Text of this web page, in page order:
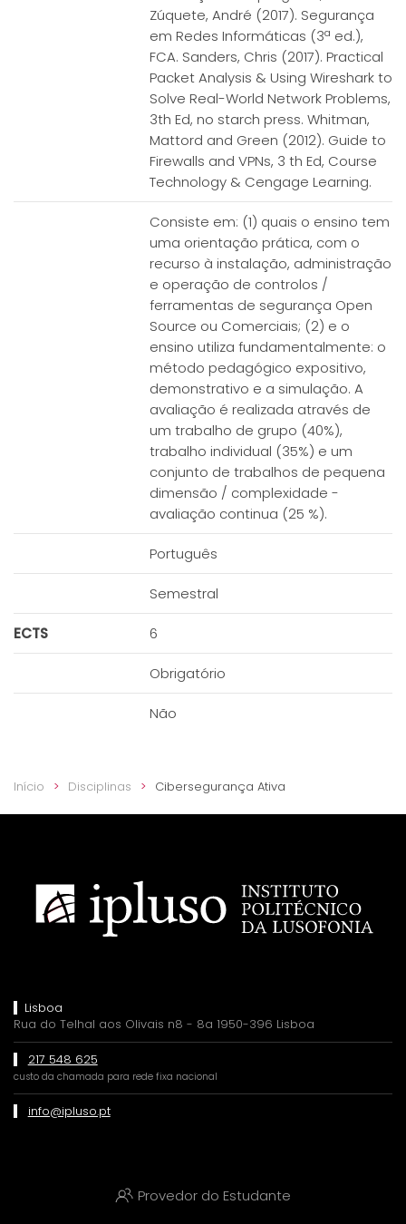
Zúquete, André (2017). Segurança
em Redes Informáticas (3ª ed.),
FCA. Sanders, Chris (2017). Practical
Packet Analysis & Using Wireshark to
Solve Real-World Network Problems,
3th Ed, no starch press. Whitman,
Mattord and Green (2012). Guide to
Firewalls and VPNs, 3 th Ed, Course
Technology & Cengage Learning.
Consiste em: (1) quais o ensino tem
uma orientação prática, com o
recurso à instalação, administração
e operação de controlos /
ferramentas de segurança Open
Source ou Comerciais; (2) e o
ensino utiliza fundamentalmente: o
método pedagógico expositivo,
demonstrativo e a simulação. A
avaliação é realizada através de
um trabalho de grupo (40%),
trabalho individual (35%) e um
conjunto de trabalhos de pequena
dimensão / complexidade -
avaliação continua (25 %).
Português
Semestral
ECTS 6
Obrigatório
Não
Início Disciplinas Cibersegurança Ativa
Lisboa
Rua do Telhal aos Olivais n8 - 8a 1950-396 Lisboa
217 548 625
custo da chamada para rede fixa nacional
info@ipluso.pt
Provedor do Estudante